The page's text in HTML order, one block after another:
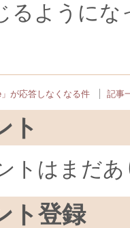
るようにな
」が応答しなくなる件 記事
ト
トはまだ
ト登録